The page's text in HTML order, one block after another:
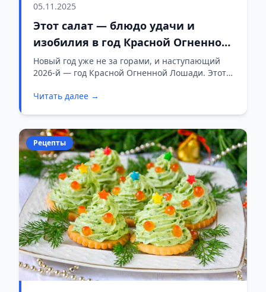
05.11.2025
Этот салат — блюдо удачи и
изобилия в год Красной Огненной
Лошади 2026
Новый год уже не за горами, и наступающий
2026-й — год Красной Огненной Лошади. Этот
Читать далее →
Рецепты